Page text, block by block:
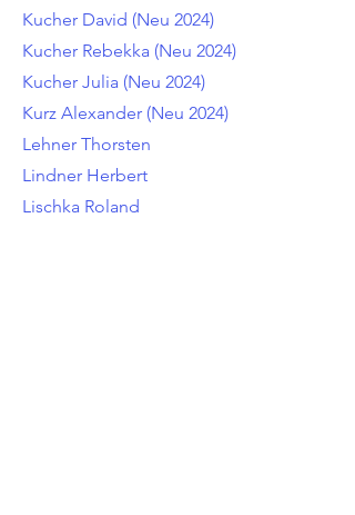
Kucher David (Neu 2024)
Kucher Rebekka (Neu 2024)
Kucher Julia (Neu 2024)
Kurz Alexander (Neu 2024)
Lehner Thorsten
Lindner Herbert
Lischka Roland